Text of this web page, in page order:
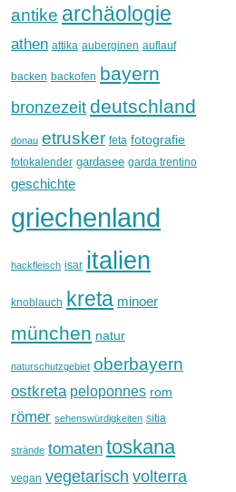
antike archäologie
athen attika auberginen auflauf
backen backofen bayern
bronzezeit deutschland
donau etrusker feta fotografie
fotokalender gardasee garda trentino
geschichte
griechenland
hackfleisch isar italien
knoblauch kreta minoer
münchen natur
naturschutzgebiet oberbayern
ostkreta peloponnes rom
römer sehenswürdigkeiten sitia
strände tomaten toskana
vegan vegetarisch volterra